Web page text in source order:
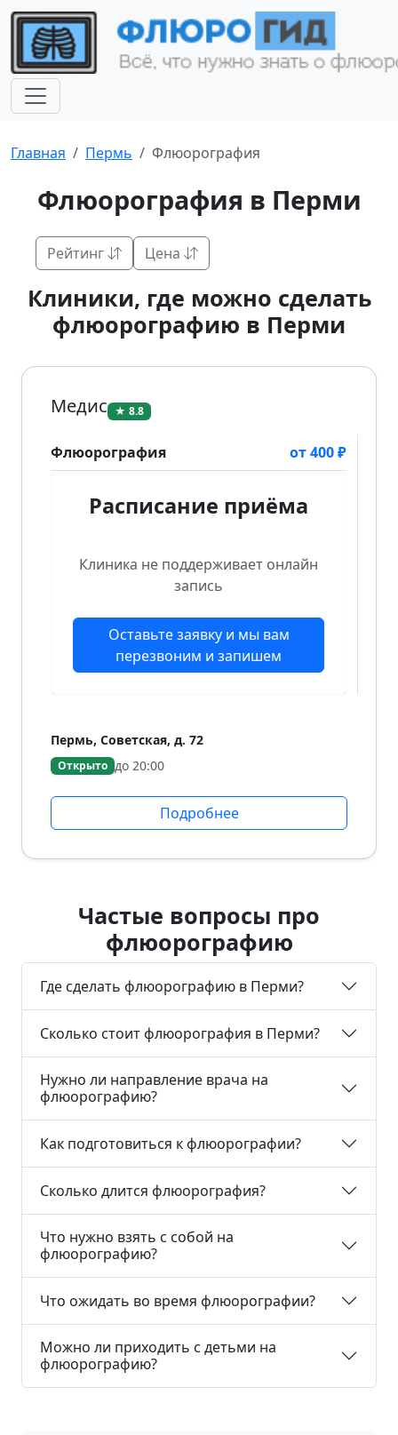
Главная Пермь Флюорография
Флюорография в Перми
Рейтинг Цена
Клиники, где можно сделать
флюорографию в Перми
Медис ★ 8.8
Флюорография от 400 ₽
Расписание приёма
Клиника не поддерживает онлайн
запись
Оставьте заявку и мы вам
перезвоним и запишем
Пермь, Советская, д. 72
Открыто до 20:00
Подробнее
Частые вопросы про
флюорографию
Где сделать флюорографию в Перми?
Сколько стоит флюорография в Перми?
Нужно ли направление врача на
флюорографию?
Как подготовиться к флюорографии?
Сколько длится флюорография?
Что нужно взять с собой на
флюорографию?
Что ожидать во время флюорографии?
Можно ли приходить с детьми на
флюорографию?